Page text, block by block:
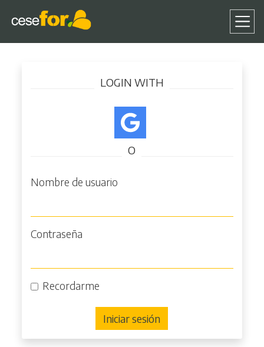
contenido
LOGIN WITH
O
Nombre de usuario
Contraseña
Recordarme
Iniciar sesión